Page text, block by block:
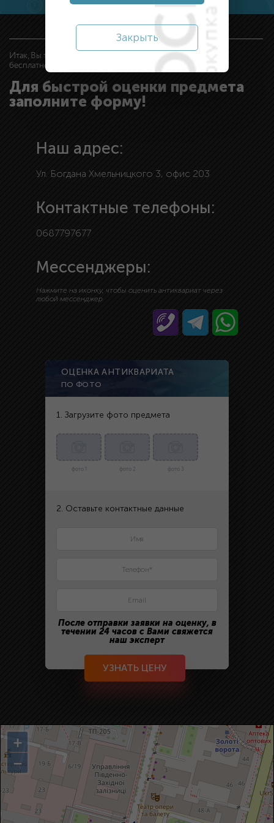
Итак, Вы теперь знаете как можно
бесплатно оценить Ваши антикварые предметы!
Для быстрой оценки предмета
заполните форму!
Наш адрес:
Ул. Богдана Хмельницкого 3, офис 203
Контактные телефоны:
0687797677
Мессенджеры:
Нажмите на иконку, чтобы оценить антиквариат через
любой мессенджер
ОЦЕНКА АНТИКВАРИАТА
ПО ФОТО
1. Загрузите фото предмета
фото 1 фото 2 фото 3
2. Оставьте контактные данные
После отправки заявки на оценку, в
течении 24 часов с Вами свяжется
наш эксперт
УЗНАТЬ ЦЕНУ
+
−
Закрыть